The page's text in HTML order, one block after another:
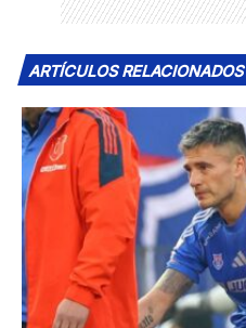
ARTÍCULOS RELACIONADOS